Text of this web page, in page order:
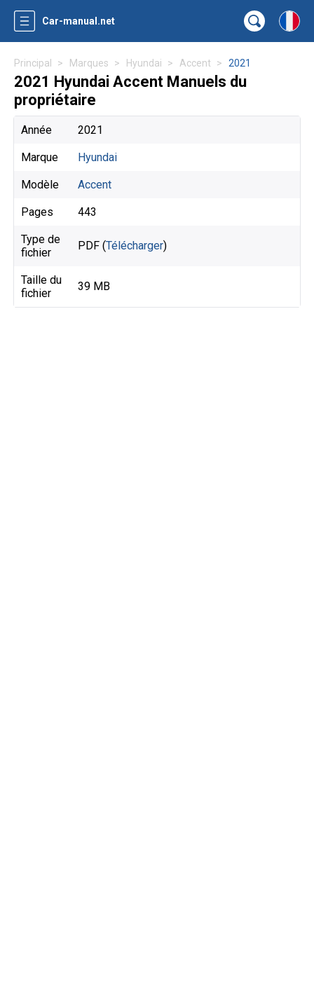
Car-manual.net
Principal Marques Hyundai Accent 2021
2021 Hyundai Accent Manuels du
propriétaire
Année 2021
Marque Hyundai
Modèle Accent
Pages 443
Type de
fichier
PDF (Télécharger)
Taille du
fichier
39 MB